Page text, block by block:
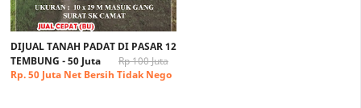
DIJUAL TANAH PADAT DI PASAR 12
TEMBUNG - 50 Juta
Rp 100 Juta
Rp. 50 Juta Net Bersih Tidak Nego